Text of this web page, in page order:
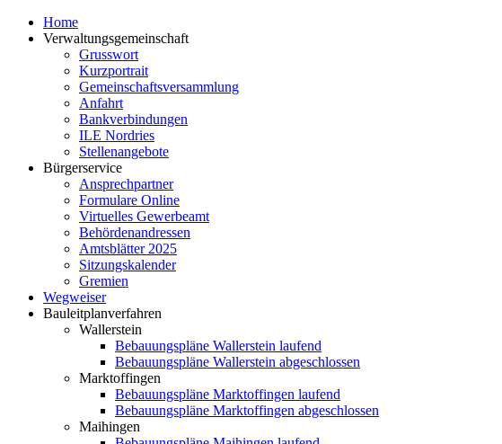
Home
Verwaltungsgemeinschaft
Grusswort
Kurzportrait
Gemeinschaftsversammlung
Anfahrt
Bankverbindungen
ILE Nordries
Stellenangebote
Bürgerservice
Ansprechpartner
Formulare Online
Virtuelles Gewerbeamt
Behördenandressen
Amtsblätter 2025
Sitzungskalender
Gremien
Wegweiser
Bauleitplanverfahren
Wallerstein
Bebauungspläne Wallerstein laufend
Bebauungspläne Wallerstein abgeschlossen
Marktoffingen
Bebauungspläne Marktoffingen laufend
Bebauungspläne Marktoffingen abgeschlossen
Maihingen